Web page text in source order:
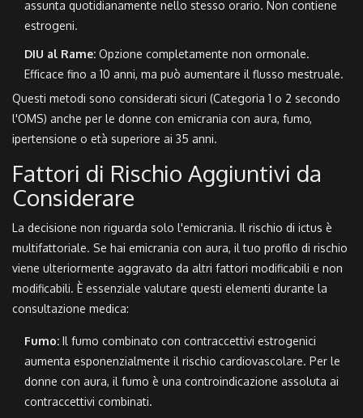
assunta quotidianamente nello stesso orario. Non contiene
estrogeni.
DIU al Rame: Opzione completamente non ormonale.
Efficace fino a 10 anni, ma può aumentare il flusso mestruale.
Questi metodi sono considerati sicuri (Categoria 1 o 2 secondo
l'OMS) anche per le donne con emicrania con aura, fumo,
ipertensione o età superiore ai 35 anni.
Fattori di Rischio Aggiuntivi da
Considerare
La decisione non riguarda solo l'emicrania. Il rischio di ictus è
multifattoriale. Se hai emicrania con aura, il tuo profilo di rischio
viene ulteriormente aggravato da altri fattori modificabili e non
modificabili. È essenziale valutare questi elementi durante la
consultazione medica:
Fumo: Il fumo combinato con contraccettivi estrogenici
aumenta esponenzialmente il rischio cardiovascolare. Per le
donne con aura, il fumo è una controindicazione assoluta ai
contraccettivi combinati.